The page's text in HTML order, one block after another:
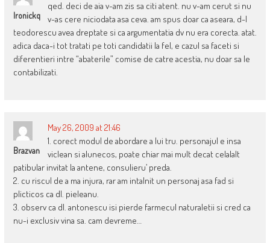
Ironickq
qed. deci de aia v-am zis sa citi atent. nu v-am cerut si nu
v-as cere niciodata asa ceva. am spus doar ca aseara, d-l
teodorescu avea dreptate si ca argumentatia dv nu era corecta. atat.
adica daca-i tot tratati pe toti candidatii la fel, e cazul sa faceti si
diferentieri intre “abaterile” comise de catre acestia, nu doar sa le
contabilizati.
Brazvan
May 26, 2009 at 21:46
1. corect modul de abordare a lui tru. personajul e insa
viclean si alunecos, poate chiar mai mult decat celalalt
patibular invitat la antene, consulieru’ preda.
2. cu riscul de a ma injura, rar am intalnit un personaj asa fad si
plicticos ca dl. pieleanu.
3. observ ca dl. antonescu isi pierde farmecul naturaletii si cred ca
nu-i exclusiv vina sa. cam devreme…